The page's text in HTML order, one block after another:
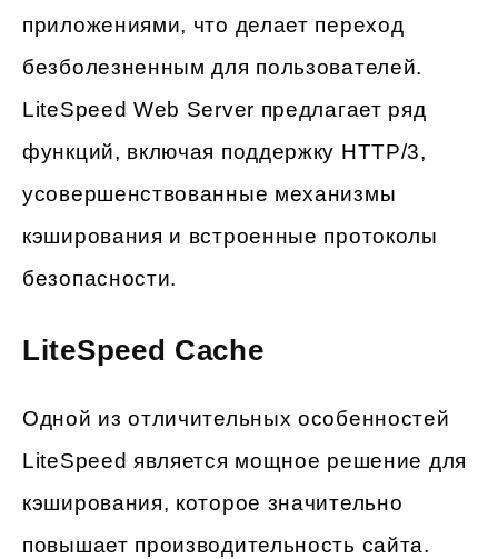
приложениями, что делает переход
безболезненным для пользователей.
LiteSpeed Web Server предлагает ряд
функций, включая поддержку HTTP/3,
усовершенствованные механизмы
кэширования и встроенные протоколы
безопасности.
LiteSpeed Cache
Одной из отличительных особенностей
LiteSpeed является мощное решение для
кэширования, которое значительно
повышает производительность сайта.